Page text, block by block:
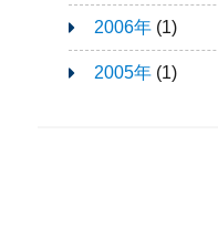
2006年(1)
2005年(1)